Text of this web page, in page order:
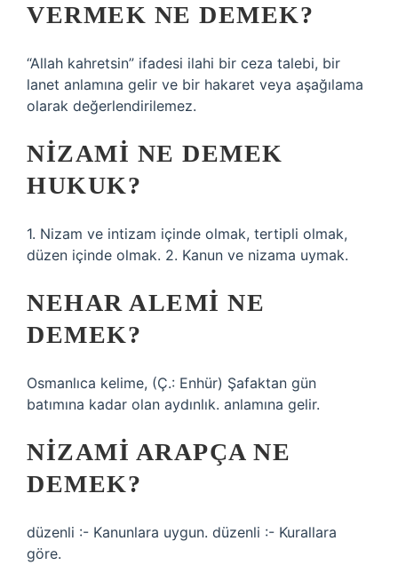
VERMEK NE DEMEK?
“Allah kahretsin” ifadesi ilahi bir ceza talebi, bir
lanet anlamına gelir ve bir hakaret veya aşağılama
olarak değerlendirilemez.
NIZAMI NE DEMEK
HUKUK?
1. Nizam ve intizam içinde olmak, tertipli olmak,
düzen içinde olmak. 2. Kanun ve nizama uymak.
NEHAR ALEMI NE
DEMEK?
Osmanlıca kelime, (Ç.: Enhür) Şafaktan gün
batımına kadar olan aydınlık. anlamına gelir.
NIZAMI ARAPÇA NE
DEMEK?
düzenli :- Kanunlara uygun. düzenli :- Kurallara
göre.